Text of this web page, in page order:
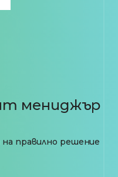
мениджър
правилно решение